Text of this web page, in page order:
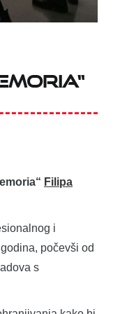
Filipa
i
počevši od
s